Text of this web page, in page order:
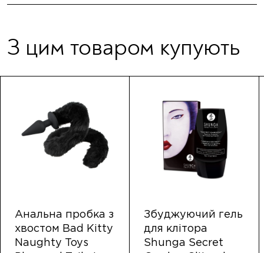
З цим товаром купують
Анальна пробка з
хвостом Bad Kitty
Naughty Toys
Збуджуючий гель
для клітора
Shunga Secret